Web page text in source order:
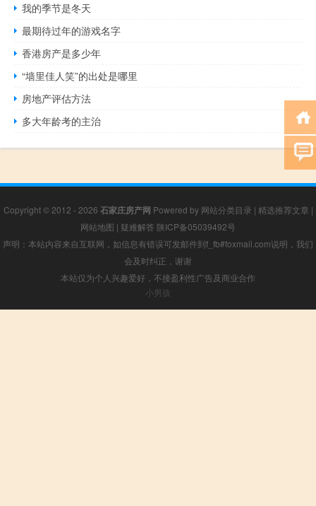
我的季节是冬天
最期待过年的游戏名字
香港房产是多少年
“墙里佳人笑”的出处是哪里
房地产评估方法
多大年龄考的主治
Copyright © 2012 - 2026 石家庄房产网 Powered by 网站分类目录 | 精选推荐文章 |
网站地图 | 疑难解答 陕ICP备05039492号
声明：本站内容来自互联网，如信息有错误可发邮件到f_fb#foxmail.com说明，我们
会及时纠正，谢谢
本站仅为个人兴趣爱好，不接盈利性广告及商业合作
小男孩